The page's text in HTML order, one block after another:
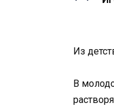
Из
В